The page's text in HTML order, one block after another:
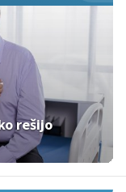
rešijo